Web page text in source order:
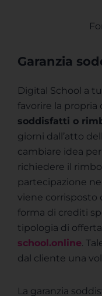
Garanzia
Digital School a
favorire la propria
soddisfatti o
giorni dall’atto
cambiare idea
richiedere il
partecipazione
viene corrisposto
forma di crediti
tipologia di
school.online.
dal cliente una
La garanzia